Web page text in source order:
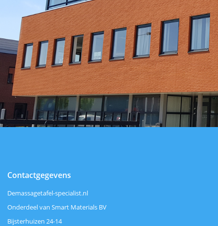
Contactgegevens
Demassagetafel-specialist.nl
Onderdeel van Smart Materials BV
Bijsterhuizen 24-14